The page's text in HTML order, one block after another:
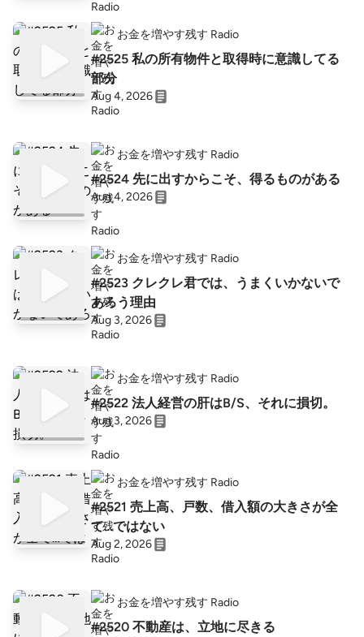
お金を増やす残す Radio
#2525 私の所有物件と取得時に意識してる
部分
Aug 4, 2026
お金を増やす残す Radio
#2524 先に出すからこそ、得るものがある
Aug 4, 2026
お金を増やす残す Radio
#2523 クレクレ君では、うまくいかないで
あろう理由
Aug 3, 2026
お金を増やす残す Radio
#2522 法人経営の肝はB/S、それに損切。
Aug 3, 2026
お金を増やす残す Radio
#2521 売上高、戸数、借入額の大きさが全
て…ではない
Aug 2, 2026
お金を増やす残す Radio
#2520 不動産は、立地に尽きる